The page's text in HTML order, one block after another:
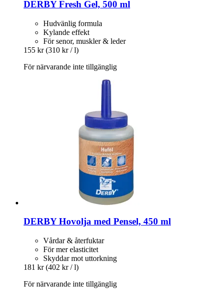
DERBYFresh Gel, 500 ml
Hudvänlig formula
Kylande effekt
För senor, muskler & leder
155 kr (310 kr / l)
För närvarande inte tillgänglig
DERBYHovolja med Pensel, 450 ml
Vårdar & återfuktar
För mer elasticitet
Skyddar mot uttorkning
181 kr (402 kr / l)
För närvarande inte tillgänglig